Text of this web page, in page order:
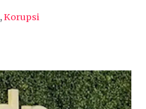
,Korupsi